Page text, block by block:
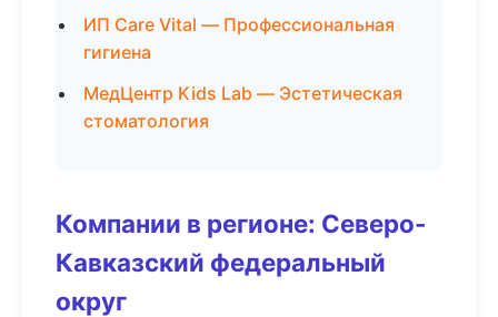
ИП Care Vital — Профессиональная
гигиена
МедЦентр Kids Lab — Эстетическая
стоматология
Компании в регионе: Северо-
Кавказский федеральный
округ